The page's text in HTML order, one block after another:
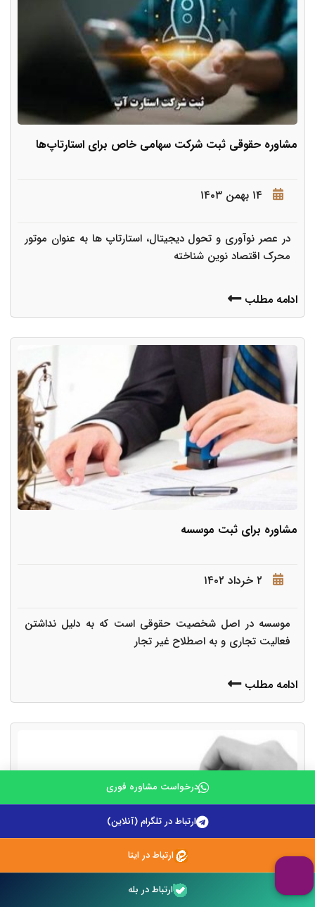
مشاوره حقوقی ثبت شرکت سهامی خاص برای استارتاپ‌ها
۱۴ بهمن ۱۴۰۳
در عصر نوآوری و تحول دیجیتال، استارتاپ ها به عنوان موتور
محرک اقتصاد نوین شناخته
ادامه مطلب
مشاوره برای ثبت موسسه
۲ خرداد ۱۴۰۲
موسسه در اصل شخصیت حقوقی است که به دلیل نداشتن
فعالیت تجاری و به اصطلاح غیر تجار
ادامه مطلب
درخواست مشاوره فوری
ارتباط در تلگرام (آنلاین)
ارتباط در ایتا
ارتباط در بله